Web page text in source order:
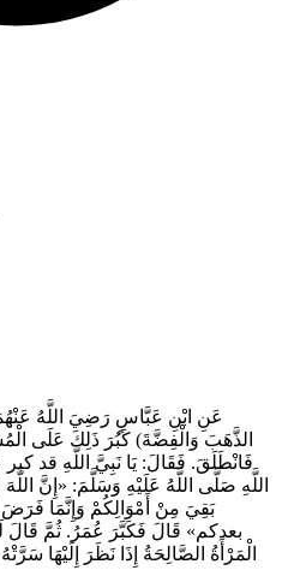
عَنِ ابْنِ عَبَّاسٍ رَضِيَ اللَّهُ
الذَّهَبَ وَالْفِضَّةَ) كَبُرَ ذَلِكَ عَلَى
فَانْطَلَقَ. فَقَالَ: يَا نَبِيَّ اللَّهِ قد
اللَّهِ صَلَّى اللَّهُ عَلَيْهِ وَسَلَّمَ: «إِنَّ
بَقِيَ مِنْ أَمْوَالِكُمْ وَإِنَّمَا
بعدكم» قَالَ فَكَبَّرَ عُمَرُ. ثُمَّ قَالَ
الْمَرْأَةُ الصَّالِحَةُ إِذَا نَظَرَ إِلَيْهَا